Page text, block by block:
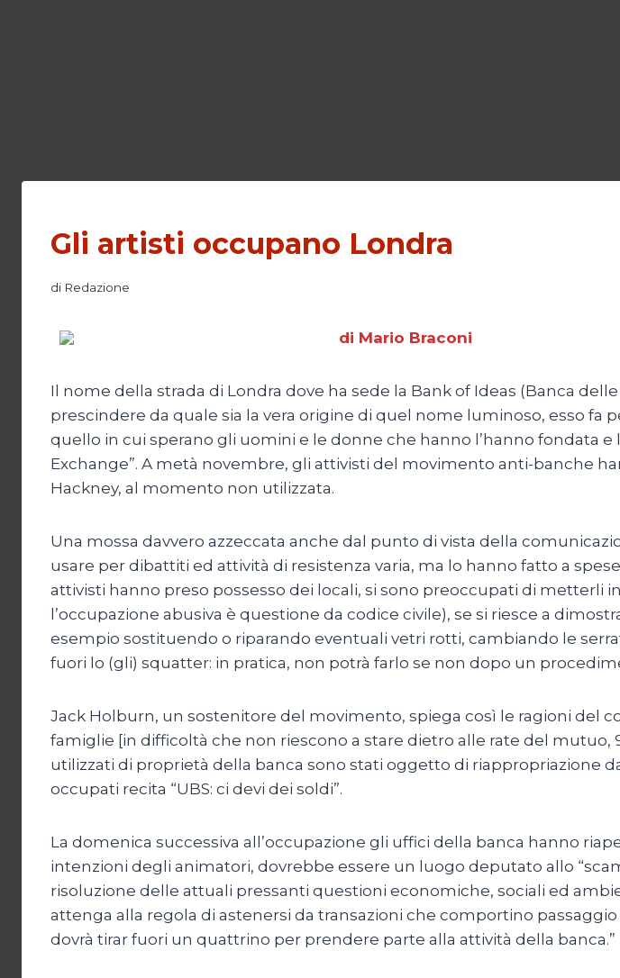
Gli artisti occupano Londra
di Redazione
di Mario Braconi
Il nome della strada di Londra dove ha sede la Bank of Ideas (Banca
prescindere da quale sia la vera origine di quel nome luminoso, esso
quello in cui sperano gli uomini e le donne che hanno l’hanno fondata
Exchange”. A metà novembre, gli attivisti del movimento anti-banche
Hackney, al momento non utilizzata.
Una mossa davvero azzeccata anche dal punto di vista della
usare per dibattiti ed attività di resistenza varia, ma lo hanno fatto a
attivisti hanno preso possesso dei locali, si sono preoccupati di metterli
l’occupazione abusiva è questione da codice civile), se si riesce a
esempio sostituendo o riparando eventuali vetri rotti, cambiando le
fuori lo (gli) squatter: in pratica, non potrà farlo se non dopo un
Jack Holburn, un sostenitore del movimento, spiega così le ragioni del
famiglie [in difficoltà che non riescono a stare dietro alle rate del
utilizzati di proprietà della banca sono stati oggetto di riappropriazione
occupati recita “UBS: ci devi dei soldi”.
La domenica successiva all’occupazione gli uffici della banca hanno
intenzioni degli animatori, dovrebbe essere un luogo deputato allo
risoluzione delle attuali pressanti questioni economiche, sociali ed
attenga alla regola di astenersi da transazioni che comportino
dovrà tirar fuori un quattrino per prendere parte alla attività della banca.”